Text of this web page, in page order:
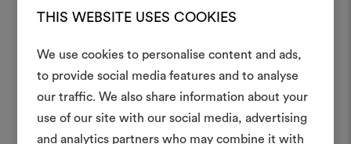
THIS WEBSITE USES COOKIES
We use cookies to personalise content and ads,
to provide social media features and to analyse
our traffic. We also share information about your
use of our site with our social media, advertising
and analytics partners who may combine it with
Moodboard
Sottosopra 104
Ein
erstellen
Ein interaktives Tool, mit